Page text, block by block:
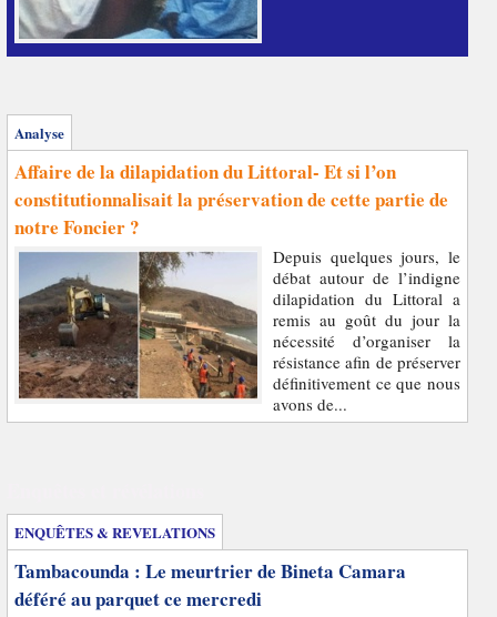
Analyse
Affaire de la dilapidation du Littoral- Et si l’on
constitutionnalisait la préservation de cette partie de
notre Foncier ?
Depuis quelques jours, le
débat autour de l’indigne
dilapidation du Littoral a
remis au goût du jour la
nécessité d’organiser la
résistance afin de préserver
définitivement ce que nous
avons de...
ENQUÊTES & REVELATIONS
Tambacounda : Le meurtrier de Bineta Camara
déféré au parquet ce mercredi